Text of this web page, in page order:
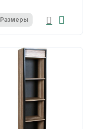
Размеры